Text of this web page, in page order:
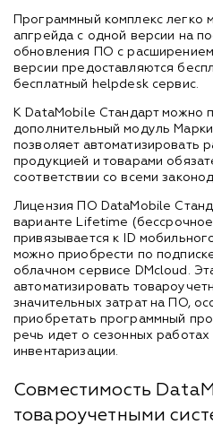
Программный комплекс легко
апгрейда с одной версии на
обновления ПО с
версии предоставляются
бесплатный helpdesk сервис.
К DataMobile Стандарт можно
дополнительный модуль
позволяет автоматизировать
продукцией и товарами
соответствии со всеми
Лицензия ПО DataMobile
варианте Lifetime
привязывается к ID
можно приобрести по
облачном сервисе DMcloud.
автоматизировать
значительных затрат на ПО,
приобретать программный
речь идет о сезонных работах
инвентаризации.
Совместимость
товароучетными